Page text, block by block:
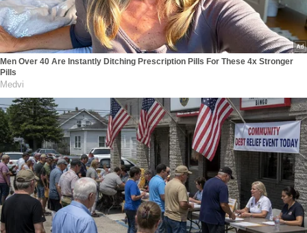
Men Over 40 Are Instantly Ditching Prescription Pills For These 4x Stronger
Pills
Medvi